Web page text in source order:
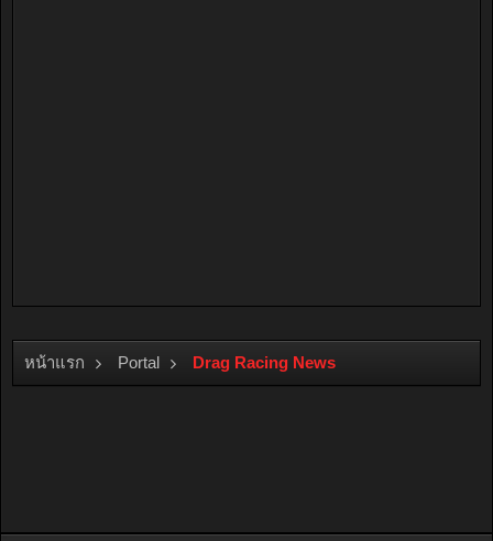
หน้าแรก Portal Drag Racing News